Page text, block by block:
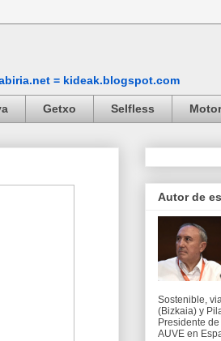
= kideak.blogspot.com
Getxo Selfless Motor
Autor de
Sostenible,
(Bizkaia) y
Presidente
AUVE en